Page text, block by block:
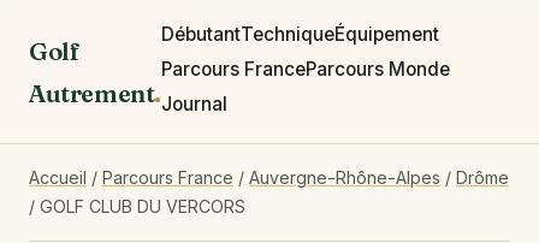
Golf
Autrement.
DébutantTechniqueÉquipement
Parcours FranceParcours Monde
Journal
Accueil / Parcours France / Auvergne-Rhône-Alpes / Drôme
/ GOLF CLUB DU VERCORS